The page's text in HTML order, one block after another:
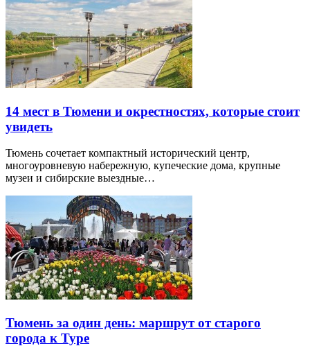
14 мест в Тюмени и окрестностях, которые стоит
увидеть
Тюмень сочетает компактный исторический центр,
многоуровневую набережную, купеческие дома, крупные
музеи и сибирские выездные…
Тюмень за один день: маршрут от старого
города к Туре